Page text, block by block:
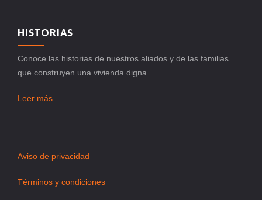
HISTORIAS
Conoce las historias de nuestros aliados y de las familias
que construyen una vivienda digna.
Leer más
Aviso de privacidad
Términos y condiciones